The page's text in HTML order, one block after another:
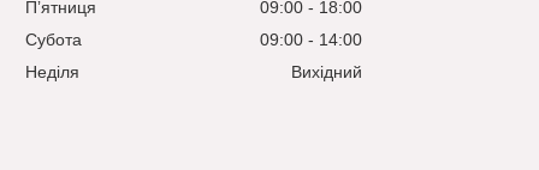
Пʼятниця 09:00
18:00
Субота
09:00
14:00
Неділя
Вихідний